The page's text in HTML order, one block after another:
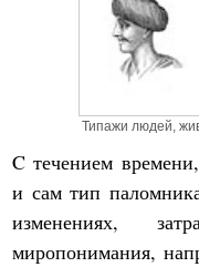
Типажи людей,
C течением
и сам тип
изменениях,
миропонимания,